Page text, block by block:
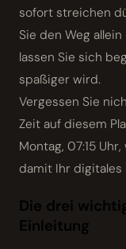
sofort streichen
Sie den Weg
lassen Sie sich
spaßiger wird.
Vergessen Sie
Zeit auf diesem
Montag, 07:15
damit Ihr digitales
Die drei
Einleitung